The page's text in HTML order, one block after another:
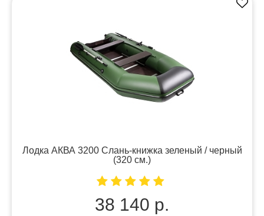
Лодка АКВА 3200 Слань-книжка зеленый / черный
(320 см.)
38 140 р.